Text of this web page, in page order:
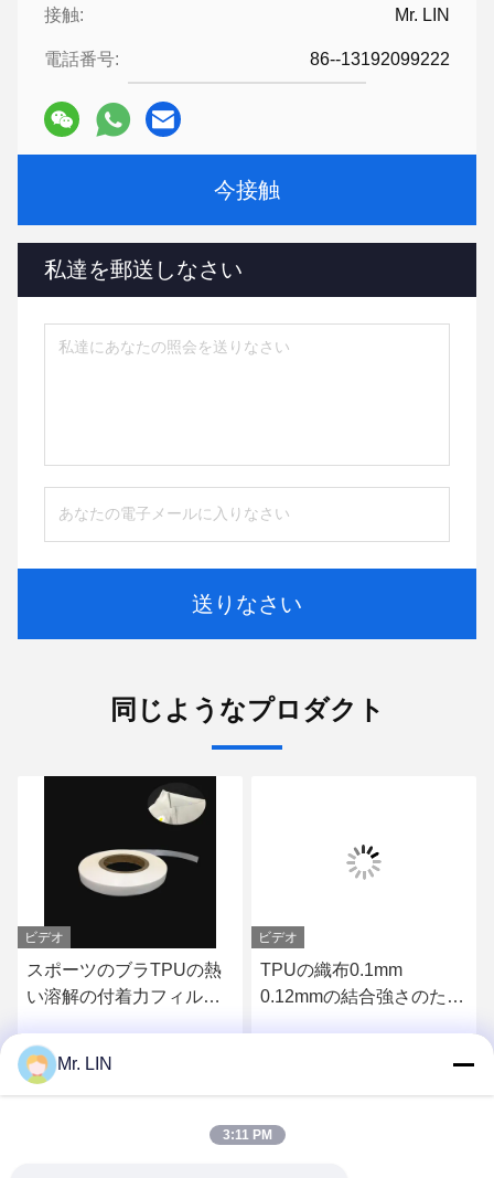
接触: Mr. LIN
電話番号: 86--13192099222
今接触
私達を郵送しなさい
送りなさい
同じようなプロダクト
ビデオ
スポーツのブラTPUの熱
い溶解の付着力フィルム
方した
最もよい価格を得なさ
ビデオ
TPUの織布0.1mm
0.12mmの結合強さのため
Mr. LIN
3:11 PM